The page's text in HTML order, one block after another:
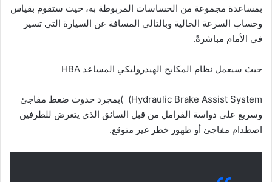
بمساعدة مجموعة من الحساسات المربوطة به، حيث ستقوم بقياس
وحساب السرعة الحالية وبالتالي المسافة عن السيارة التي تسير
في الأمام مباشرةً.
حيث سيعمل نظام المكابح الهيدروليكي المساعد HBA
Hydraulic Brake Assist System) )بمجرد حدوث ضغط مفاجئ
وسريع على دواسة الفرامل من قبل السائق الذي يتعرض للطرفين
اصطدام مفاجئ أو ظهور خطر غير متوقع.